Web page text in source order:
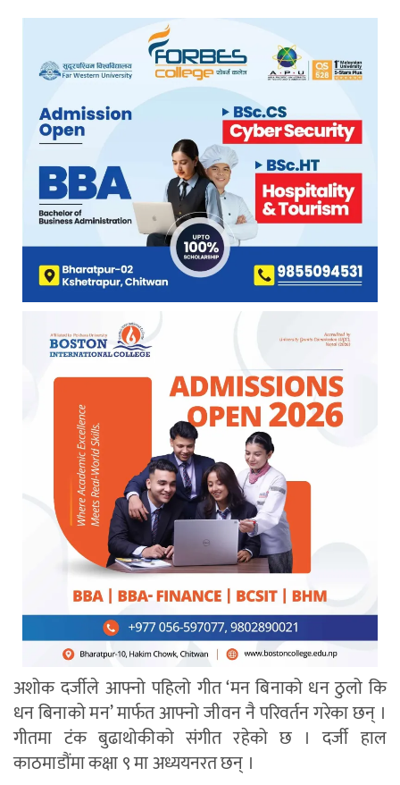
अशोक दर्जीले आफ्नो पहिलो गीत ‘मन बिनाको धन ठुलो कि
धन बिनाको मन’ मार्फत आफ्नो जीवन नै परिवर्तन गरेका छन् ।
गीतमा टंक बुढाथोकीको संगीत रहेको छ । दर्जी हाल
काठमाडौंमा कक्षा ९ मा अध्ययनरत छन् ।